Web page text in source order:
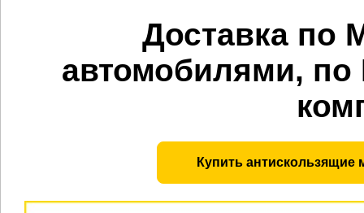
Доставка по
автомобилями,
Купить